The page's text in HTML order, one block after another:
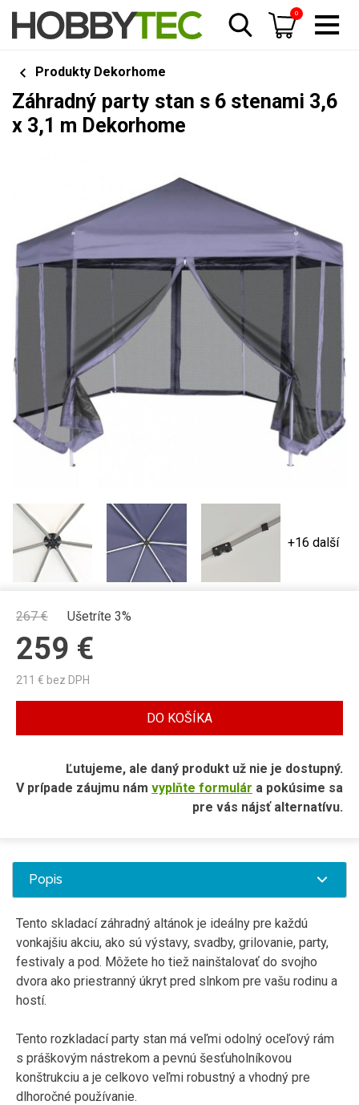
0
Produkty Dekorhome
Záhradný party stan s 6 stenami 3,6
x 3,1 m Dekorhome
+16 další
267€ Ušetríte 3%
259 €
211 € bez DPH
DO KOŠÍKA
Ľutujeme, ale daný produkt už nie je dostupný.
V prípade záujmu nám vyplňte formulár a pokúsime sa
pre vás nájsť alternatívu.
Popis
Tento skladací záhradný altánok je ideálny pre každú
vonkajšiu akciu, ako sú výstavy, svadby, grilovanie, party,
festivaly a pod. Môžete ho tiež nainštalovať do svojho
dvora ako priestranný úkryt pred slnkom pre vašu rodinu a
hostí.
Tento rozkladací party stan má veľmi odolný oceľový rám
s práškovým nástrekom a pevnú šesťuholníkovou
konštrukciu a je celkovo veľmi robustný a vhodný pre
dlhoročné používanie.